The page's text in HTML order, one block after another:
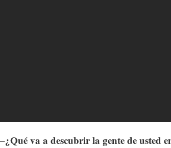
–¿Qué va a descubrir la gente de usted